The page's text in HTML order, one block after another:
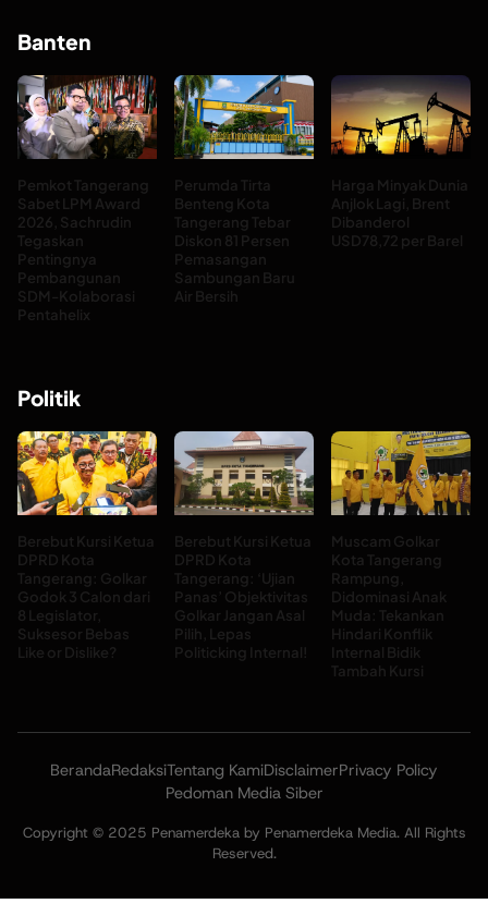
Banten
Pemkot Tangerang
Sabet LPM Award
2026, Sachrudin
Tegaskan
Pentingnya
Pembangunan
SDM-Kolaborasi
Pentahelix
Perumda Tirta
Benteng Kota
Tangerang Tebar
Diskon 81 Persen
Pemasangan
Sambungan Baru
Air Bersih
Harga Minyak Dunia
Anjlok Lagi, Brent
Dibanderol
USD78,72 per Barel
Politik
Berebut Kursi Ketua
DPRD Kota
Tangerang: Golkar
Godok 3 Calon dari
8 Legislator,
Suksesor Bebas
Like or Dislike?
Berebut Kursi Ketua
DPRD Kota
Tangerang: ‘Ujian
Panas’ Objektivitas
Golkar Jangan Asal
Pilih, Lepas
Politicking Internal!
Muscam Golkar
Kota Tangerang
Rampung,
Didominasi Anak
Muda: Tekankan
Hindari Konflik
Internal Bidik
Tambah Kursi
BerandaRedaksiTentang KamiDisclaimerPrivacy Policy
Pedoman Media Siber
Copyright © 2025 Penamerdeka by Penamerdeka Media. All Rights
Reserved.